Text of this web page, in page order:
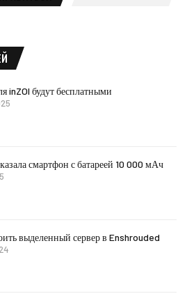
inZOI будут бесплатными
смартфон с батареей 10 000 мАч
выделенный сервер в Enshrouded